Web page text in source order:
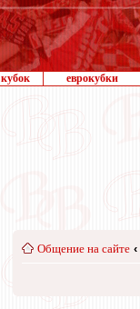
кубок еврокубки
Общение на сайте ‹